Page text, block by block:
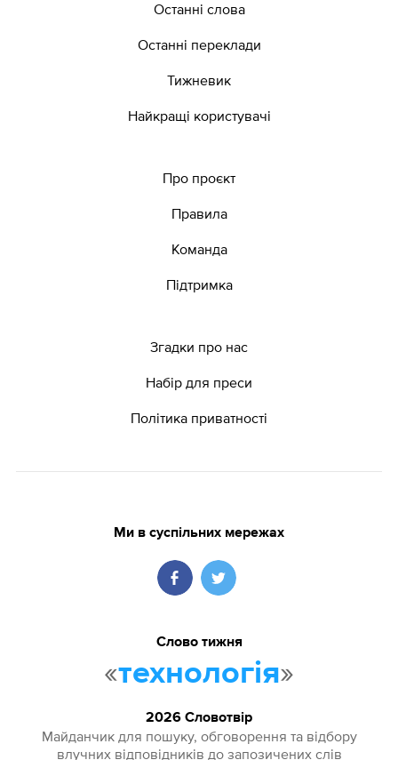
Останні слова
Останні переклади
Тижневик
Найкращі користувачі
Про проєкт
Правила
Команда
Підтримка
Згадки про нас
Набір для преси
Політика приватності
Ми в суспільних мережах
Слово тижня
«технологія»
2026 Словотвір
Майданчик для пошуку, обговорення та відбору
влучних відповідників до запозичених слів